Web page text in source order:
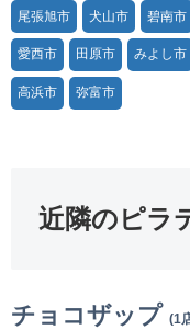
尾張旭市 犬山市 碧南市
愛西市 田原市 みよし市
高浜市 弥富市
近隣のピラ
チョコザップ (1